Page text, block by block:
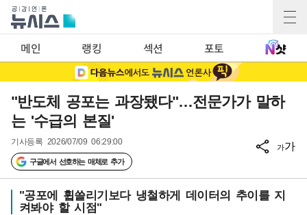
메인 랭킹 섹션 포토
"반도체 공포는 과장됐다"…전문가가 말하
는 '수급의 본질'
기사등록 2026/07/09 06:29:00
구글에서 선호하는 매체로 추가
가가
"공포에 휩쓸리기보다 냉철하게 데이터의 추이를 지
켜봐야 할 시점"